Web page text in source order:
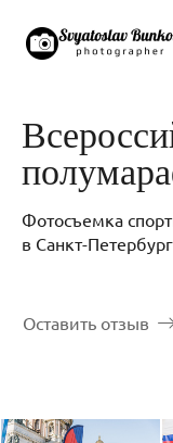
Фотосъемка
в Санкт-
Оставить отзыв